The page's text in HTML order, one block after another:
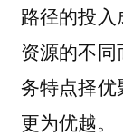
路径的投
资源的不
务特点择
更为优越。